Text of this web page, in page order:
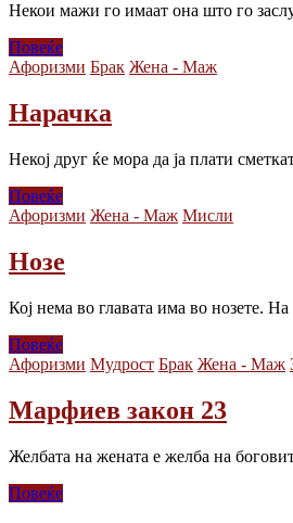
Некои мажи го имаат она што го
Повеќе
Афоризми Брак Жена - Маж
Нарачка
Некој друг ќе мора да ја плати
Повеќе
Афоризми Жена - Маж Мисли
Нозе
Кој нема во главата има во нозете. На
Повеќе
Афоризми Мудрост Брак Жена - Маж
Марфиев закон 23
Желбата на жената е желба на
Повеќе